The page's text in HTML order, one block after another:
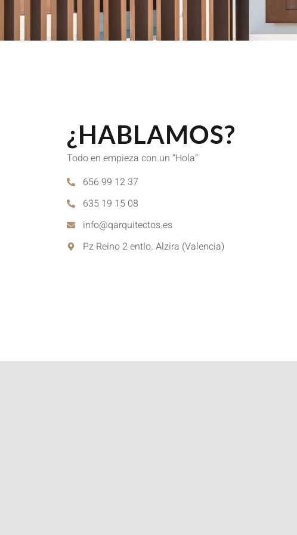
¿HABLAMOS?
Todo en empieza con un “Hola”
656 99 12 37
635 19 15 08
info@qarquitectos.es
Pz Reino 2 entlo. Alzira (Valencia)